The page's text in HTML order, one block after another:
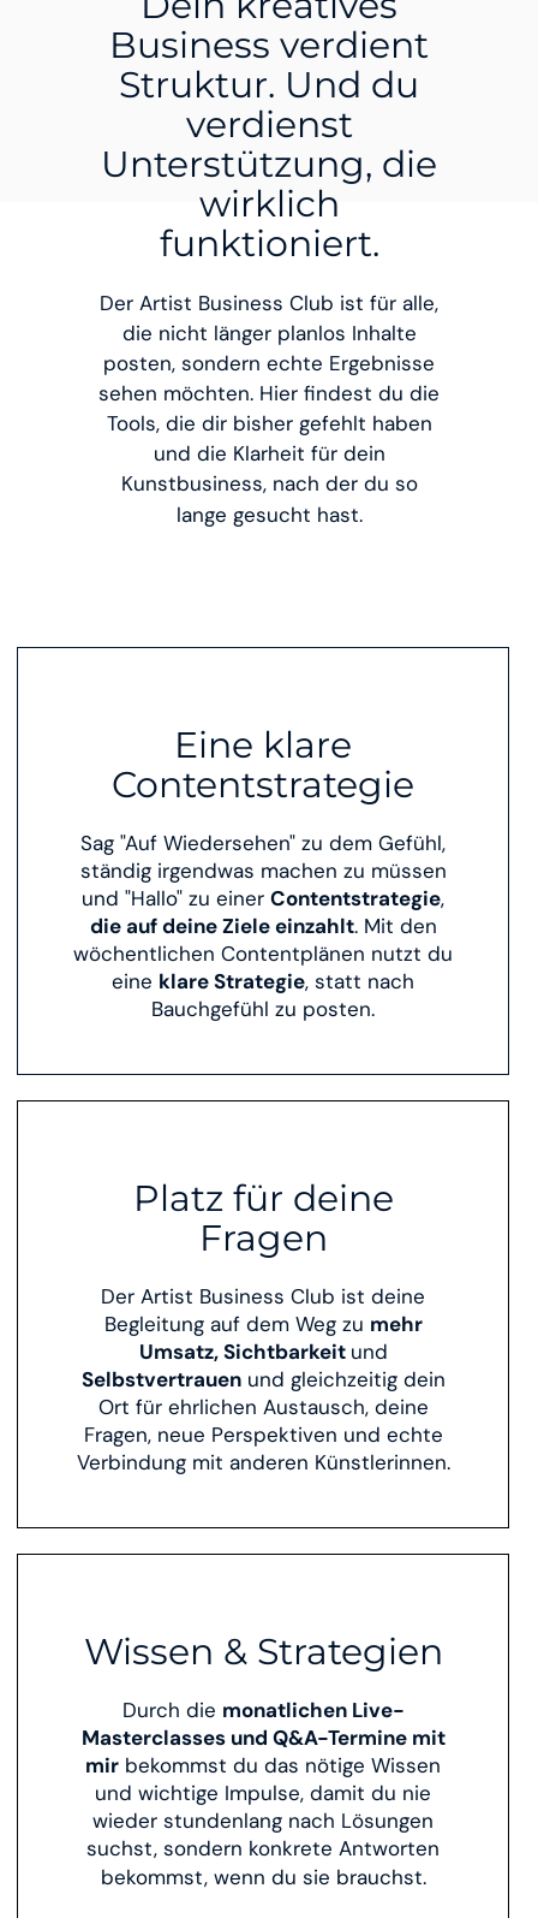
Business verdient
Struktur. Und du
verdienst
Unterstützung, die
wirklich
funktioniert.
Der Artist Business Club ist für alle,
die nicht länger planlos Inhalte
posten, sondern echte Ergebnisse
sehen möchten. Hier findest du die
Tools, die dir bisher gefehlt haben
und die Klarheit für dein
Kunstbusiness, nach der du so
lange gesucht hast.
Eine klare
Contentstrategie
Sag "Auf Wiedersehen" zu dem Gefühl,
ständig irgendwas machen zu müssen
und "Hallo" zu einer Contentstrategie,
die auf deine Ziele einzahlt. Mit den
wöchentlichen Contentplänen nutzt du
eine klare Strategie, statt nach
Bauchgefühl zu posten.
Platz für deine
Fragen
Der Artist Business Club ist deine
Begleitung auf dem Weg zu mehr
Umsatz, Sichtbarkeit und
Selbstvertrauenund gleichzeitig dein
Ort für ehrlichen Austausch, deine
Fragen, neue Perspektiven und echte
Verbindung mit anderen Künstlerinnen.
Wissen & Strategien
Durch die monatlichen Live-
Masterclasses und Q&A-Termine mit
mir bekommst du das nötige Wissen
und wichtige Impulse, damit du nie
wieder stundenlang nach Lösungen
suchst, sondern konkrete Antworten
bekommst, wenn du sie brauchst.